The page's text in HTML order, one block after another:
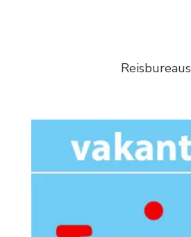
Reisbureaus